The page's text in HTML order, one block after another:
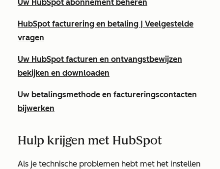
Uw HubSpot abonnement beheren
HubSpot facturering en betaling | Veelgestelde
vragen
Uw HubSpot facturen en ontvangstbewijzen
bekijken en downloaden
Uw betalingsmethode en factureringscontacten
bijwerken
Hulp krijgen met HubSpot
Als je technische problemen hebt met het instellen